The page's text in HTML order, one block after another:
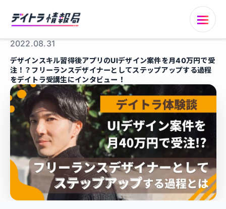
2022.08.31
デザインスキル習得後アプリのUIデザイン案件を月40万円で受
注！？フリーランスデザイナーとしてステップアップする過程
をデイトラ受講生にインタビュー！